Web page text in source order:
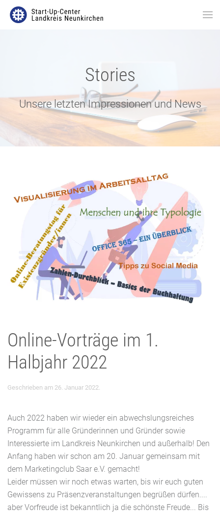
Stories
Unsere letzten Impressionen und News
Online-Vorträge im 1.
Halbjahr 2022
Geschrieben am 26. Januar 2022.
Auch 2022 haben wir wieder ein abwechslungsreiches
Programm für alle Gründerinnen und Gründer sowie
Interessierte im Landkreis Neunkirchen und außerhalb! Den
Anfang haben wir schon am 20. Januar gemeinsam mit
dem Marketingclub Saar e.V. gemacht!
Leider müssen wir noch etwas warten, bis wir euch guten
Gewissens zu Präsenzveranstaltungen begrüßen dürfen....
aber Vorfreude ist bekanntlich ja die schönste Freude... Bis